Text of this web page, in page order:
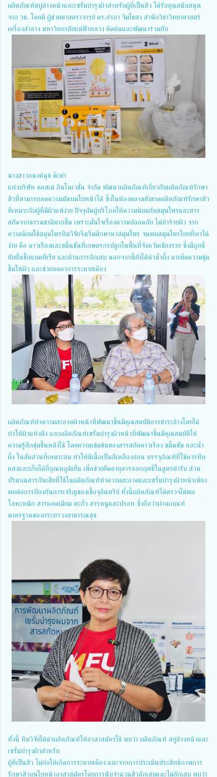
ผลิตภัณฑ์สบู่ล้างหน้าและเซรั่มบำรุงผิวสำหรับผู้ที่เป็นสิว ได้รับทุนสนับสนุน
จาก วช. โดยมี ผู้ช่วยศาสตราจารย์ ดร.อำภา จิมไธสง สำนักวิชาวิทยาศาสตร์
เครื่องสำอาง มหาวิทยาลัยแม่ฟ้าหลวง คิดค้นและพัฒนาร่วมกับ
นางสาวอนงค์นุช ต๊ะคำ
แห่งบริษัท คอสเม่ อินโนเวชั่น จำกัด พัฒนาผลิตภัณฑ์เกี่ยวกับผลิตภัณฑ์รักษา
สิวที่สามารถลดความมันบนใบหน้าได้ ซึ่งในท้องตลาดยังขาดผลิตภัณฑ์รักษาสิว
ที่เหมาะกับผู้ที่มีผิวแพ้ง่าย ปัจจุบันผู้บริโภคให้ความนิยมกับสมุนไพรและสาร
สกัดจากธรรมชาติมากขึ้น เพราะมั่นใจเรื่องความปลอดภัย ไม่ทำร้ายผิว จาก
ความนิยมใช้สมุนไพรทีมวิจัยจึงเริ่มศึกษาหาสมุนไพร จนพบสมุนไพรไทยที่หาได้
ง่าย คือ ดาวเรืองและขมิ้นชันที่เกษตรกรปลูกในพื้นที่จังหวัดเชียงราย ซึ่งมีฤทธิ์
ยับยั้งเชื้อแบคทีเรีย และต้านการอักเสบ นอกจากนี้ยังได้นำน้ำผึ้ง มาเพิ่มความชุ่ม
ชื้นให้ผิว และช่วยลดอาการระคายเคือง
ผลิตภัณฑ์ทำความสะอาดผิวหน้าที่พัฒนาขึ้นมีคุณสมบัติการชำระล้างโดยไม่
ทำให้ผิวแห้งตึง และผลิตภัณฑ์เซรั่มบำรุงผิวหน้าที่พัฒนาขึ้นมีคุณสมบัติให้
ความรู้สึกชุ่มชื้นหลังใช้ โดยความเข้มข้นของสารสกัดดาวเรือง ขมิ้นชัน และน้ำ
ผึ้ง ในสัดส่วนที่เหมาะสม ทำให้มีเนื้อเป็นสีเหลืองอ่อน บรรจุภัณฑ์ที่ใช้ควรทึบ
แสงและเก็บได้ที่อุณหภูมิเย็น เพื่อช่วยยืดอายุสารออกฤทธิ์ในสูตรตำรับ ส่วน
ปริมาณสารกันเสียที่ใช้ในผลิตภัณฑ์ทำความสะอาดและเซรั่มบำรุงผิวหน้าเพียง
พอต่อการป้องกันการเจริญของเชื้อจุลินทรีย์ ทั้งนี้ผลิตภัณฑ์ได้ตรวจไม่พบ
โลหะหนัก สารแคดเมียม ตะกั่ว สารหนูและปรอท ซึ่งถือว่าผ่านเกณฑ์
มาตรฐานของกระทรวงสาธารณสุข
ทั้งนี้ ทีมวิจัยได้นำผลิตภัณฑ์ให้อาสาสมัครใช้ พบว่า ผลิตภัณฑ์ สบู่ล้างหน้าและ
เซรั่มบำรุงผิวสำหรับ
ผู้ที่เป็นสิว ไม่ก่อให้เกิดการระคายเคือง และจากการประเมินประสิทธิภาพการ
รักษาสิวบนใบหน้าอาสาสมัครโดยการนับจำนวนสิวอักเสบและไม่อักเสบ พบว่า